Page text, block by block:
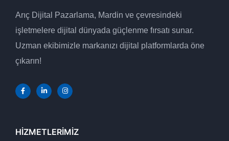
Arıç Dijital Pazarlama, Mardin ve çevresindeki
işletmelere dijital dünyada güçlenme fırsatı sunar.
Uzman ekibimizle markanızı dijital platformlarda öne
çıkarın!
HIZMETLERIMIZ